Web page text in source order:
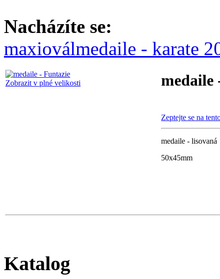
Nacházíte se:
maxioválmedaile - karate
Zobrazit v plné velikosti medaile
Zeptejte se na
medaile - lisovaná
50x45mm
Katalog